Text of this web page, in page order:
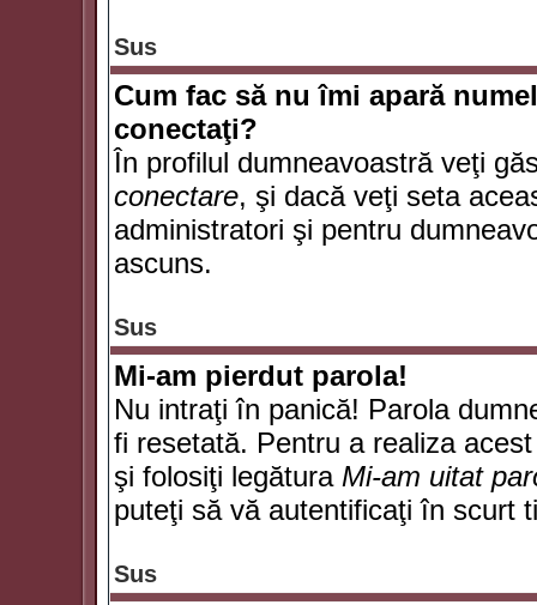
Sus
Cum fac să nu îmi apară
conectaţi?
În profilul dumneavoastră veţi
conectare, şi dacă veţi seta
administratori şi pentru
ascuns.
Sus
Mi-am pierdut parola!
Nu intraţi în panică! Parola
fi resetată. Pentru a realiza
şi folosiţi legătura Mi-am uitat
puteţi să vă autentificaţi în scurt
Sus